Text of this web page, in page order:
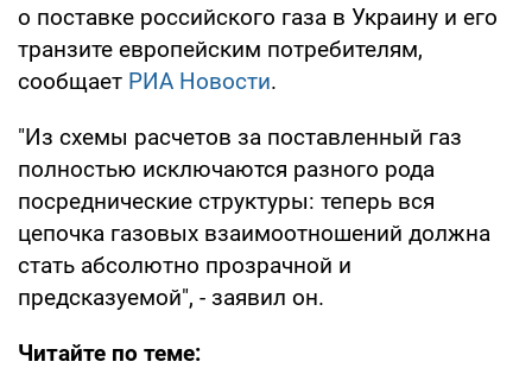
о поставке российского газа в Украину и его
транзите европейским потребителям,
сообщает РИА Новости.
"Из схемы расчетов за поставленный газ
полностью исключаются разного рода
посреднические структуры: теперь вся
цепочка газовых взаимоотношений должна
стать абсолютно прозрачной и
предсказуемой", - заявил он.
Читайте по теме: